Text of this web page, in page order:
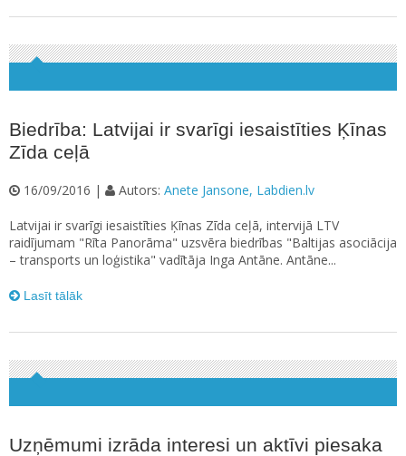
Biedrība: Latvijai ir svarīgi iesaistīties Ķīnas
Zīda ceļā
16/09/2016 | Autors: Anete Jansone, Labdien.lv
Latvijai ir svarīgi iesaistīties Ķīnas Zīda ceļā, intervijā LTV
raidījumam "Rīta Panorāma" uzsvēra biedrības "Baltijas asociācija
– transports un loģistika" vadītāja Inga Antāne. Antāne...
Lasīt tālāk
Uzņēmumi izrāda interesi un aktīvi piesaka